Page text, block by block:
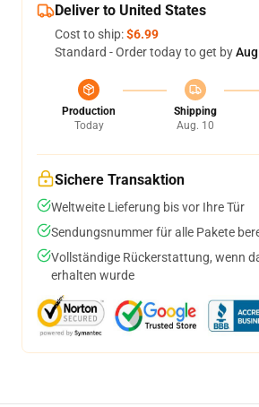
Deliver to United States
Cost to ship:$6.99
Standard - Order today to get by
Production
Today
Shipping
Aug. 10
Sichere Transaktion
Weltweite Lieferung bis vor Ihre Tür
Sendungsnummer für alle Pakete
Vollständige Rückerstattung, wenn
erhalten wurde